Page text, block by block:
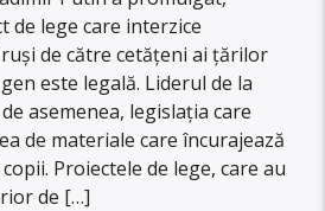
de lege care interzice
de către cetăţeni ai ţărilor
este legală. Liderul de la
asemenea, legislaţia care
de materiale care încurajează
Proiectele de lege, care au
de […]